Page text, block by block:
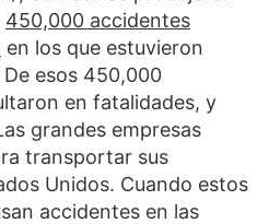
450,000 accidentes
en los que estuvieron
esos 450,000
en fatalidades, y
grandes empresas
transportar sus
Unidos. Cuando estos
accidentes en las